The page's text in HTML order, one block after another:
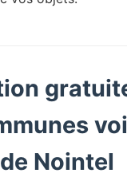
de Nointel